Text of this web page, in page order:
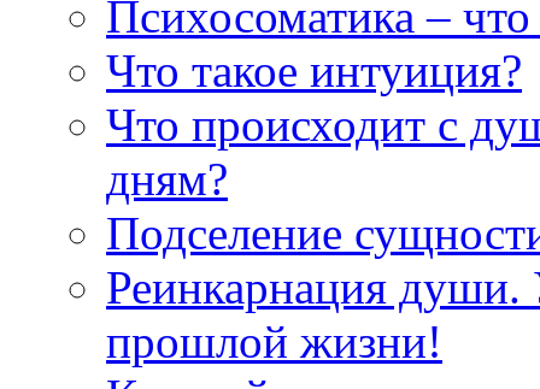
Психосоматика – что
Что такое интуиция?
Что происходит с
дням?
Подселение
Реинкарнация
прошлой жизни!